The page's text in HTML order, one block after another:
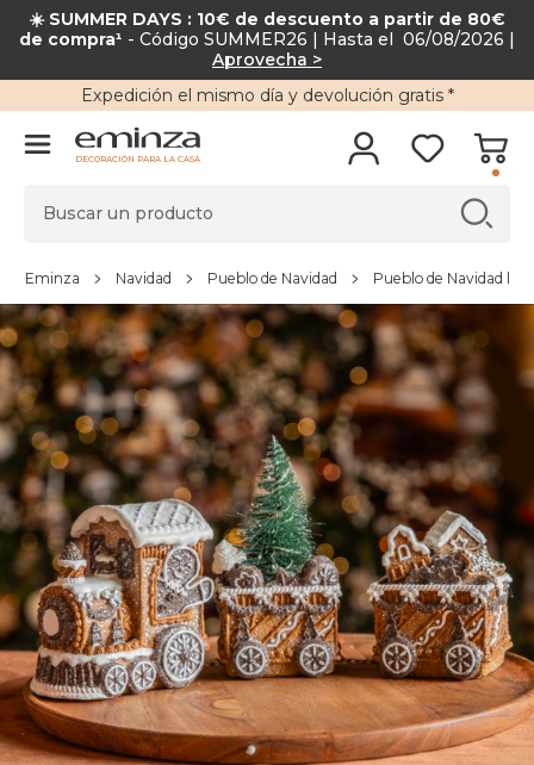
☀️ SUMMER DAYS : 10€ de descuento a partir de 80€
de compra¹ - Código SUMMER26 | Hasta el 06/08/2026 |
Aprovecha >
Expedición el mismo día y devolución gratis*
DECORACIÓN PARA LA CASA
Eminza Navidad Pueblo de Navidad Pueblo de Navidad